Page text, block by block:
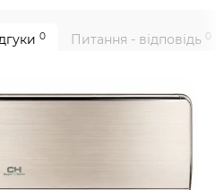
0 Питання - відповідь 0